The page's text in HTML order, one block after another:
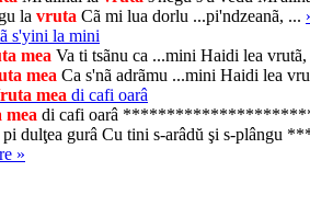
la vruta Cã mi lua dorlu ...pi'ndzeanã, ...
s'yini la mini
mea Va ti tsãnu ca ...mini Haidi lea vrutã,
mea Ca s'nã adrãmu ...mini Haidi lea
mea di cafi oarâ
mea di cafi oarâ
pi dulţea gurâ Cu tini s-arâdŭ şi s-
»